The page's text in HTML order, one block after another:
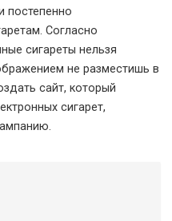
постепенно
Согласно
сигареты нельзя
не разместишь в
сайт, который
сигарет,